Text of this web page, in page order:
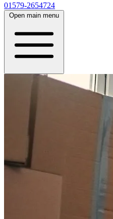
01579-2654724
Open main menu